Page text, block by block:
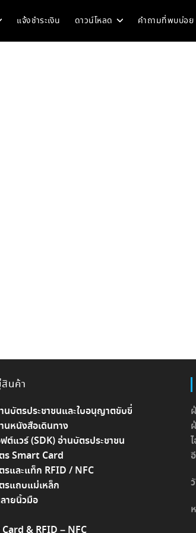
แจ้งชำระเงิน ดาวน์โหลด คำถามที่พบบ่อย
นค้า
บัตรประชาชนและใบอนุญาตขับขี่
หนังสือเดินทาง
แวร์ (SDK) อ่านบัตรประชาชน
ร Smart Card
รและแท็ก RFID / NFC
รแถบแม่เหล็ก
ายนิ้วมือ